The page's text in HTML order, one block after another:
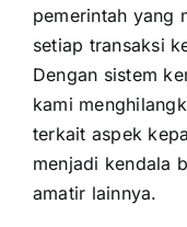
pemerintah yang
setiap transaksi
Dengan sistem
kami
terkait aspek
menjadi kendala
amatir lainnya.